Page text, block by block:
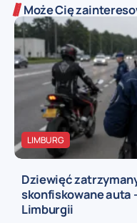
Może Cię
LIMBURG
Dziewięć
skonfiskowane auta
Limburgii